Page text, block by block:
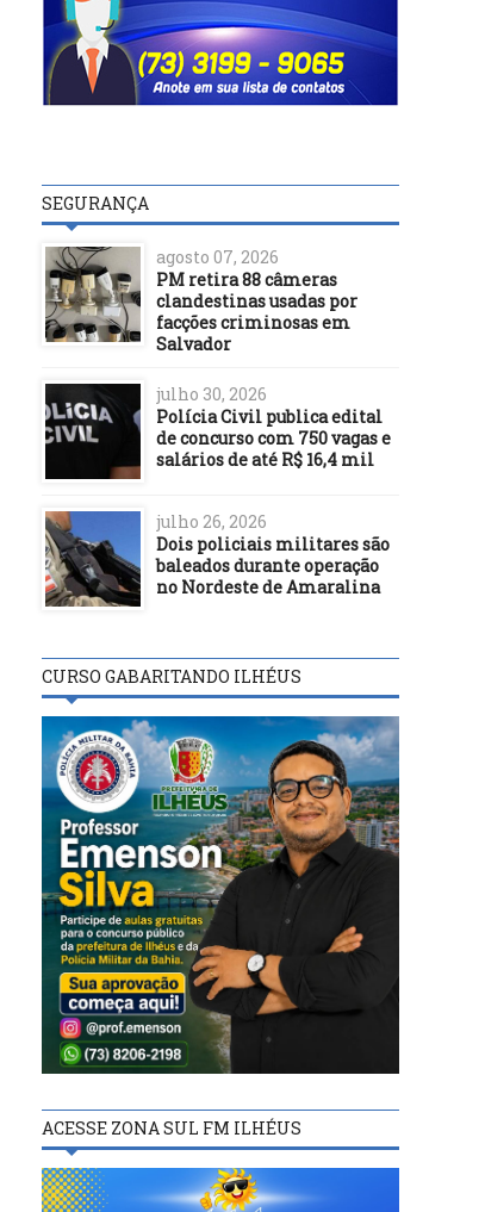
SEGURANÇA
agosto 07, 2026
PM retira 88 câmeras
clandestinas usadas por
facções criminosas em
Salvador
julho 30, 2026
Polícia Civil publica edital
de concurso com 750 vagas e
salários de até R$ 16,4 mil
julho 26, 2026
Dois policiais militares são
baleados durante operação
no Nordeste de Amaralina
CURSO GABARITANDO ILHÉUS
ACESSE ZONA SUL FM ILHÉUS